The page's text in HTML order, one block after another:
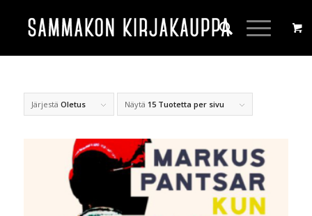
Järjestä Oletus Näytä 15 Tuotetta per sivu